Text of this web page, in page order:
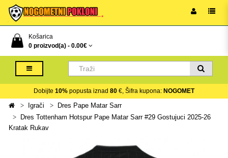
Košarica
0 proizvod(a) - 0.00€
Dobijte 10% popusta iznad 80 €, Šifra kupona: NOGOMET
Igrači
Dres Pape Matar Sarr
Dres Tottenham Hotspur Pape Matar Sarr #29 Gostujuci 2025-26
Kratak Rukav